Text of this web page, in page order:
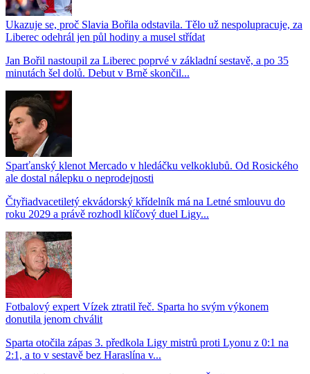
Ukazuje se, proč Slavia Bořila odstavila. Tělo už nespolupracuje, za
Liberec odehrál jen půl hodiny a musel střídat
Jan Bořil nastoupil za Liberec poprvé v základní sestavě, a po 35
minutách šel dolů. Debut v Brně skončil...
Sparťanský klenot Mercado v hledáčku velkoklubů. Od Rosického
ale dostal nálepku o neprodejnosti
Čtyřiadvacetiletý ekvádorský křídelník má na Letné smlouvu do
roku 2029 a právě rozhodl klíčový duel Ligy...
Fotbalový expert Vízek ztratil řeč. Sparta ho svým výkonem
donutila jenom chválit
Sparta otočila zápas 3. předkola Ligy mistrů proti Lyonu z 0:1 na
2:1, a to v sestavě bez Haraslína v...